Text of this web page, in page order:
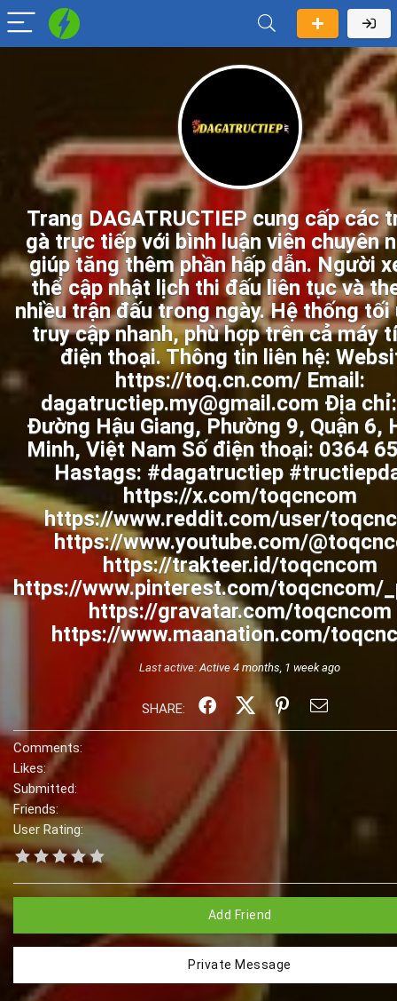
Trang DAGATRUCTIEP cung cấp các
gà trực tiếp với bình luận viên chuyên
giúp tăng thêm phần hấp dẫn. Người
thể cập nhật lịch thi đấu liên tục và
nhiều trận đấu trong ngày. Hệ thống tối
truy cập nhanh, phù hợp trên cả máy
điện thoại. Thông tin liên hệ:
https://toq.cn.com/ Email:
dagatructiep.my@gmail.com Địa
Đường Hậu Giang, Phường 9, Quận 6,
Minh, Việt Nam Số điện thoại: 0364
Hastags: #dagatructiep
https://x.com/toqcncom
https://www.reddit.com/user/
https://www.youtube.com/
https://trakteer.id/toqcncom
https://www.pinterest.com/toqcncom/
https://gravatar.com/toqcncom
https://www.maanation.com/
Last active:Active 4 months, 1 week ago
SHARE:
Comments:
Likes:
Submitted:
Friends:
User Rating:
Add Friend
Private Message